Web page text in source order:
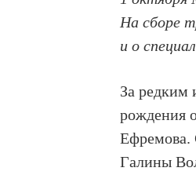
На сборе
и о
За редким
рождения
Ефремова.
Галины